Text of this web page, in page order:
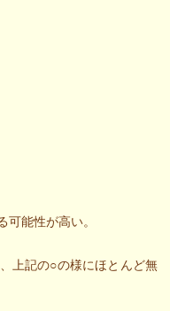
可能性が高い。
上記の○の様にほとんど無